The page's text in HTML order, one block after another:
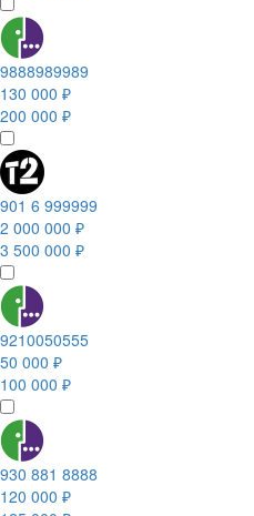
9888989989
130 000 ₽
200 000 ₽
901 6 999999
2 000 000 ₽
3 500 000 ₽
9210050555
50 000 ₽
100 000 ₽
930 881 8888
120 000 ₽